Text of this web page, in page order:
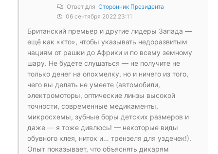
Ответ для Сторонник Президента
06 сентября 2022 23:11
Британский премьер и другие лидеры Запада —
ещё как «кто», чтобы указывать недоразвитым
нациям от рашки до Африки и по всему земному
шару. Не будете слушаться — не получите не
только денег на опохмелку, но и ничего из того,
чего вы делать не умеете (автомобили,
электромоторы, оптические линзы высокой
точности, современные медикаменты,
микросхемы, зубные боры детских размеров и
даже — я тоже дивлюсь! — некоторые виды
обувного клея, ниток и… трензеля для уздечек!).
Опыт показывает, что объяснять дикарям